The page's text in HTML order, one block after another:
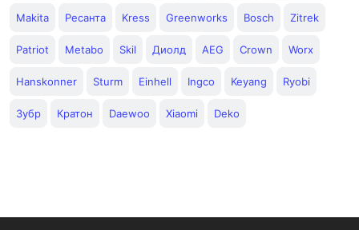
Makita Ресанта Kress Greenworks Bosch Zitrek
Patriot Metabo Skil Диолд AEG Crown Worx
Hanskonner Sturm Einhell Ingco Keyang Ryobi
Зубр Кратон Daewoo Xiaomi Deko